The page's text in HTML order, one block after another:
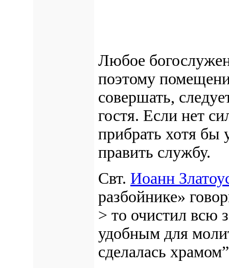
Любое
поэтому
совершать,
гостя. Если нет
прибрать хотя бы
править службу.
Свт. Иоанн
разбойнике»
> то очистил всю
удобным для
сделалась